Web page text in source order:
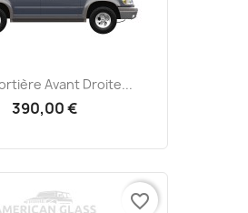
Avant Droite...
390,00 €
favorite_border